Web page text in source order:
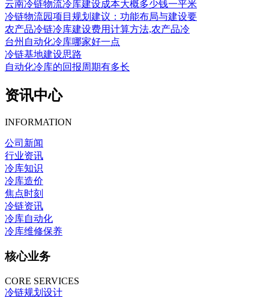
云南冷链物流冷库建设成本大概多少钱一平米
冷链物流园项目规划建议：功能布局与建设要
农产品冷链冷库建设费用计算方法,农产品冷
台州自动化冷库哪家好一点
冷链基地建设思路
自动化冷库的回报周期有多长
资讯中心
INFORMATION
公司新闻
行业资讯
冷库知识
冷库造价
焦点时刻
冷链资讯
冷库自动化
冷库维修保养
核心业务
CORE SERVICES
冷链规划设计